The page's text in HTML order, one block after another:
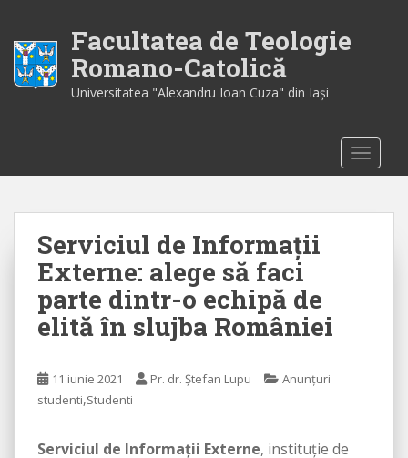
i
Facultatea de Teologie
Romano-Catolică
Universitatea "Alexandru Ioan Cuza" din Iaşi
Serviciul de Informații
Externe: alege să faci
parte dintr-o echipă de
elită în slujba României
11 iunie 2021 Pr. dr. Ștefan Lupu
Anunțuri
studenti,Studenti
Serviciul de Informații Externe, instituție de